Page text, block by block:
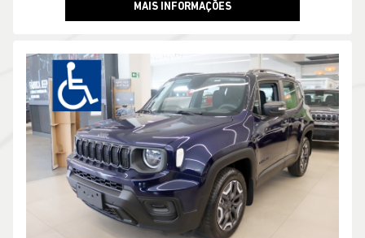
MAIS INFORMAÇÕES